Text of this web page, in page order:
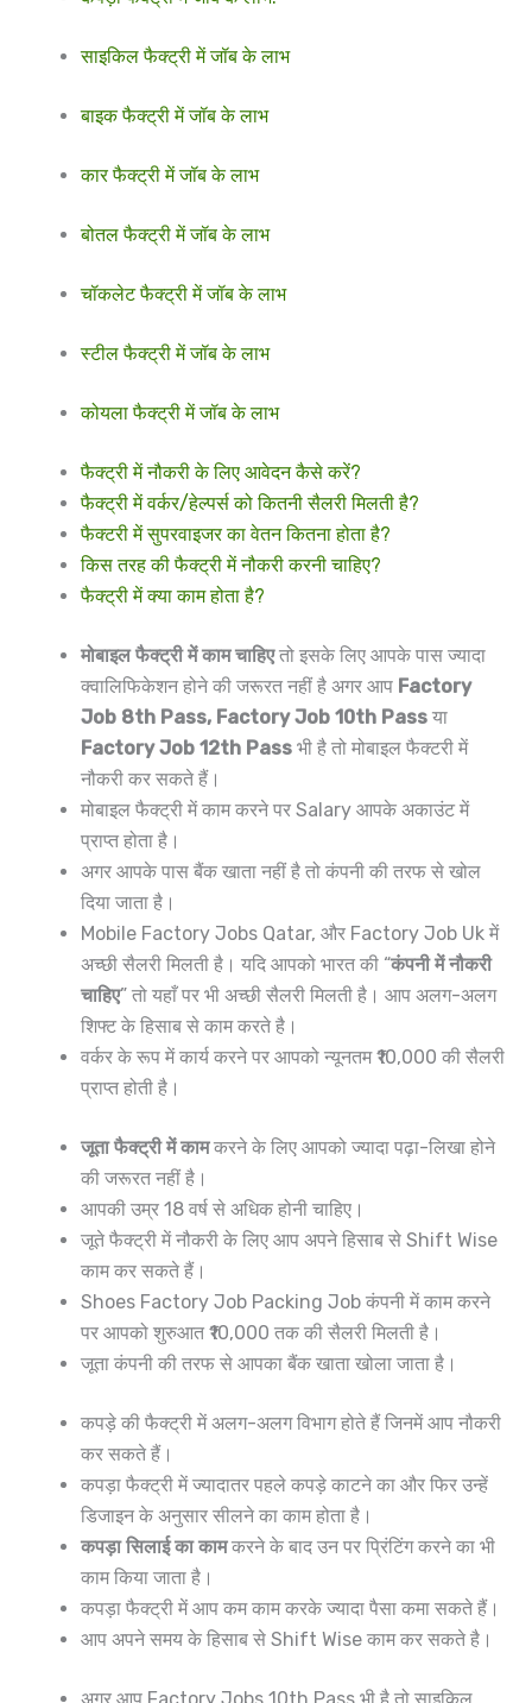
साइकिल फैक्ट्री में जॉब के लाभ
बाइक फैक्ट्री में जॉब के लाभ
कार फैक्ट्री में जॉब के लाभ
बोतल फैक्ट्री में जॉब के लाभ
चॉकलेट फैक्ट्री में जॉब के लाभ
स्टील फैक्ट्री में जॉब के लाभ
कोयला फैक्ट्री में जॉब के लाभ
फैक्ट्री में नौकरी के लिए आवेदन कैसे करें?
फैक्ट्री में वर्कर/हेल्पर्स को कितनी सैलरी मिलती है?
फैक्टरी में सुपरवाइजर का वेतन कितना होता है?
किस तरह की फैक्ट्री में नौकरी करनी चाहिए?
फैक्ट्री में क्या काम होता है?
मोबाइल फैक्ट्री में काम चाहिएतो इसके लिए आपके पास ज्यादा
क्वालिफिकेशन होने की जरूरत नहीं है अगर आप Factory
Job 8th Pass, Factory Job 10th Pass या
Factory Job 12th Pass भी है तो मोबाइल फैक्टरी में
नौकरी कर सकते हैं।
मोबाइल फैक्ट्री में काम करने पर Salary आपके अकाउंट में
प्राप्त होता है।
अगर आपके पास बैंक खाता नहीं है तो कंपनी की तरफ से खोल
दिया जाता है।
Mobile Factory Jobs Qatar, और Factory Job Uk में
अच्छी सैलरी मिलती है। यदि आपको भारत की “कंपनी में नौकरी
चाहिए” तो यहाँ पर भी अच्छी सैलरी मिलती है। आप अलग-अलग
शिफ्ट के हिसाब से काम करते है।
वर्कर के रूप में कार्य करने पर आपको न्यूनतम ₹10,000 की सैलरी
प्राप्त होती है।
जूता फैक्ट्री में कामकरने के लिए आपको ज्यादा पढ़ा-लिखा होने
की जरूरत नहीं है।
आपकी उम्र 18 वर्ष से अधिक होनी चाहिए।
जूते फैक्ट्री में नौकरी के लिए आप अपने हिसाब से Shift Wise
काम कर सकते हैं।
Shoes Factory Job Packing Job कंपनी में काम करने
पर आपको शुरुआत ₹10,000 तक की सैलरी मिलती है।
जूता कंपनी की तरफ से आपका बैंक खाता खोला जाता है।
कपड़े की फैक्ट्री में अलग-अलग विभाग होते हैं जिनमें आप नौकरी
कर सकते हैं।
कपड़ा फैक्ट्री में ज्यादातर पहले कपड़े काटने का और फिर उन्हें
डिजाइन के अनुसार सीलने का काम होता है।
कपड़ा सिलाई का कामकरने के बाद उन पर प्रिंटिंग करने का भी
काम किया जाता है।
कपड़ा फैक्ट्री में आप कम काम करके ज्यादा पैसा कमा सकते हैं।
आप अपने समय के हिसाब से Shift Wise काम कर सकते है।